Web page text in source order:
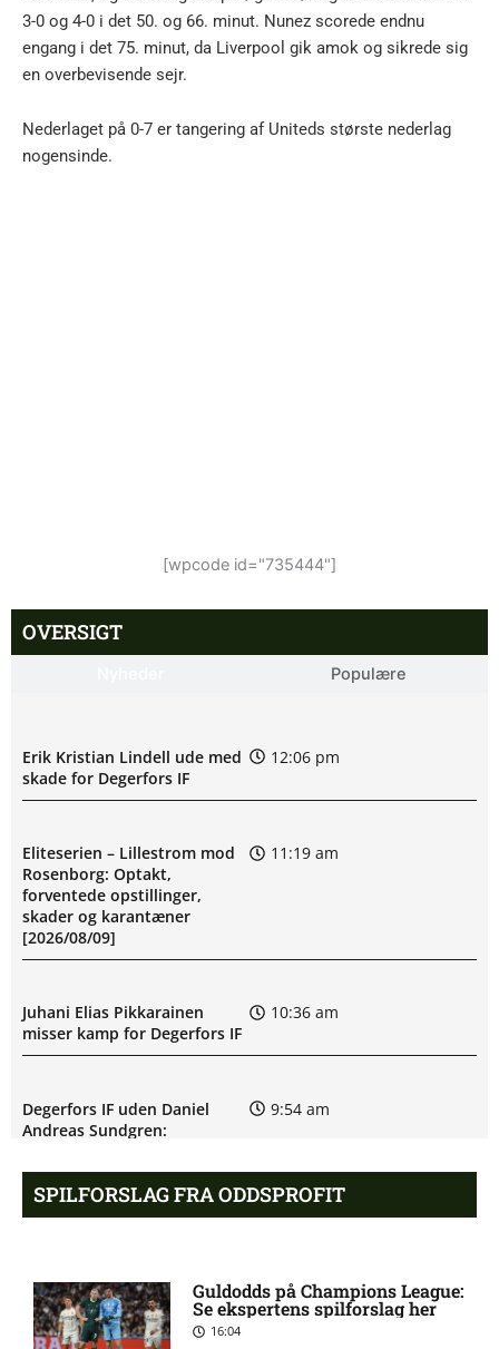
3-0 og 4-0 i det 50. og 66. minut. Nunez scorede endnu
engang i det 75. minut, da Liverpool gik amok og sikrede sig
en overbevisende sejr.
Nederlaget på 0-7 er tangering af Uniteds største nederlag
nogensinde.
[wpcode id="735444"]
OVERSIGT
Populære
Erik Kristian Lindell ude med
skade for Degerfors IF
12:06 pm
Eliteserien – Lillestrom mod
Rosenborg: Optakt,
forventede opstillinger,
skader og karantæner
[2026/08/09]
11:19 am
Juhani Elias Pikkarainen
misser kamp for Degerfors IF
10:36 am
Degerfors IF uden Daniel
Andreas Sundgren:
9:54 am
skader og karantæner
[2026/08/09]
SPILFORSLAG FRA ODDSPROFIT
Guldodds på Champions League:
Se ekspertens spilforslag her
16:04